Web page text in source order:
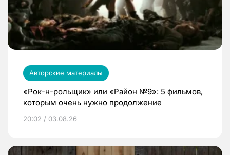
Авторские материалы
«Рок-н-рольщик» или «Район №9»: 5 фильмов,
которым очень нужно продолжение
20:02 / 03.08.26